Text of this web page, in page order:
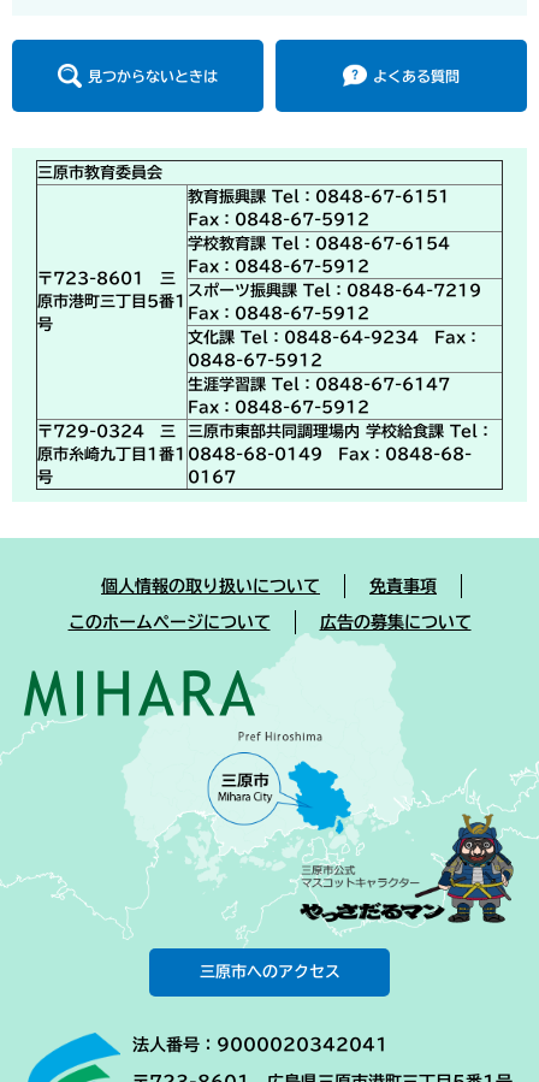
見つからないときは よくある質問
三原市教育委員会
〒723-8601 三
原市港町三丁目5番1
号
教育振興課 Tel：0848-67-6151
Fax：0848-67-5912
学校教育課 Tel：0848-67-6154
Fax：0848-67-5912
スポーツ振興課 Tel：0848-64-7219
Fax：0848-67-5912
文化課 Tel：0848-64-9234 Fax：
0848-67-5912
生涯学習課 Tel：0848-67-6147
Fax：0848-67-5912
〒729-0324 三
原市糸崎九丁目1番1
号
三原市東部共同調理場内 学校給食課 Tel：
0848-68-0149 Fax：0848-68-
0167
個人情報の取り扱いについて 免責事項
このホームページについて 広告の募集について
三原市へのアクセス
法人番号：9000020342041